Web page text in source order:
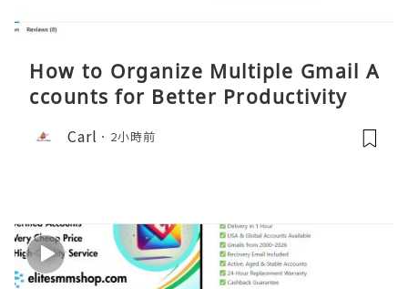
How to Organize Multiple Gmail A
ccounts for Better Productivity
Carl 2小時前